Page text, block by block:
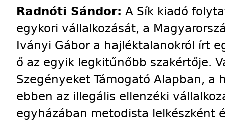
Radnóti Sándor: A Sík kiadó
egykori vállalkozását, a
Iványi Gábor a hajléktalanokról írt
ő az egyik legkitűnőbb szakértője.
Szegényeket Támogató Alapban, a
ebben az illegális ellenzéki
egyházában metodista lelkészként